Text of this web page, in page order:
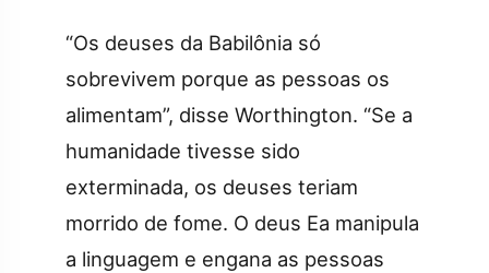
“Os deuses da Babilônia só
sobrevivem porque as pessoas os
alimentam”, disse Worthington. “Se a
humanidade tivesse sido
exterminada, os deuses teriam
morrido de fome. O deus Ea manipula
a linguagem e engana as pessoas